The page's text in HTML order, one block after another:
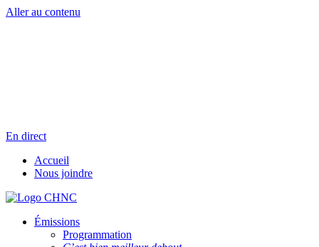
Aller au contenu
En direct
Accueil
Nous joindre
Émissions
Programmation